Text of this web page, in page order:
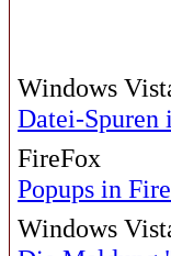
Windows
Datei-Spuren
FireFox
Popups in
Windows